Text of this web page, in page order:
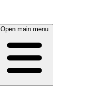
Open main menu